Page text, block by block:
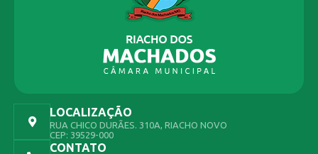
LOCALIZAÇÃO
RUA CHICO DURÃES. 310A, RIACHO NOVO
CEP: 39529-000
CONTATO